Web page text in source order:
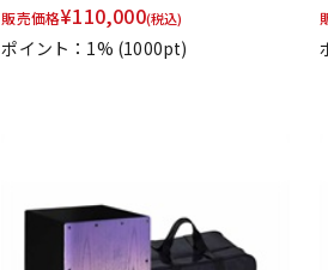
販売価格¥110,000(税込)
ポイント：1% (1000pt)